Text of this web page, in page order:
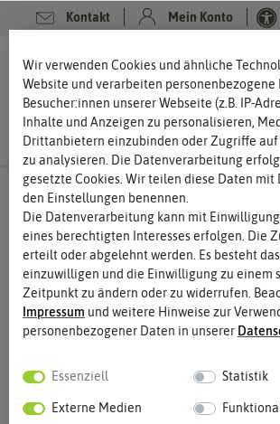
Kontakt Mein Konto
Wir verwenden Cookies und ähnliche
Website und verarbeiten personenbezogene
Besucher:innen unserer Webseite (z.B. IP-
Inhalte und Anzeigen zu personalisieren,
Drittanbietern einzubinden oder Zugriffe auf
zu analysieren. Die Datenverarbeitung
gesetzte Cookies. Wir teilen diese Daten mit
den Einstellungen benennen.
Die Datenverarbeitung kann mit
eines berechtigten Interesses erfolgen. Die
erteilt oder abgelehnt werden. Es besteht
einzuwilligen und die Einwilligung zu einem
Zeitpunkt zu ändern oder zu widerrufen.
Impressum und weitere Hinweise zur
personenbezogener Daten in unserer
Essenziell Statistik
Externe Medien